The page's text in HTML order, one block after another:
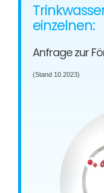
einzelnen:
Anfrage zur
(Stand 10.2023)